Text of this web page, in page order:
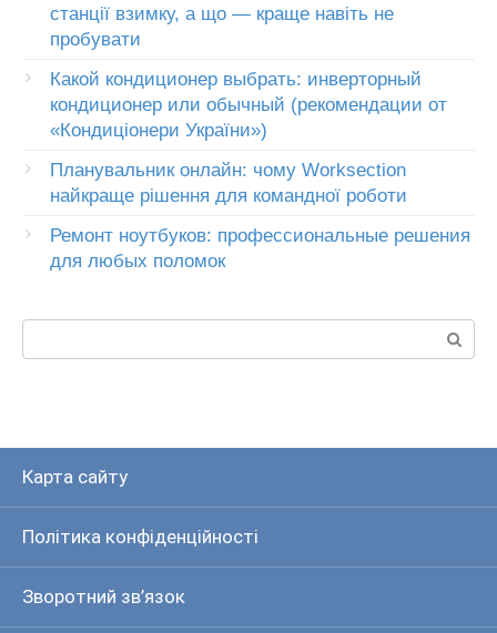
станції взимку, а що — краще навіть не
пробувати
Какой кондиционер выбрать: инверторный
кондиционер или обычный (рекомендации от
«Кондиціонери України»)
Планувальник онлайн: чому Worksection
найкраще рішення для командної роботи
Ремонт ноутбуков: профессиональные решения
для любых поломок
Карта сайту
Політика конфіденційності
Зворотний зв’язок